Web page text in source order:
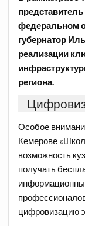
федеральном
губернатор
реализации
региона.
Особое
Кемерове
возможность
получать
цифровизацию